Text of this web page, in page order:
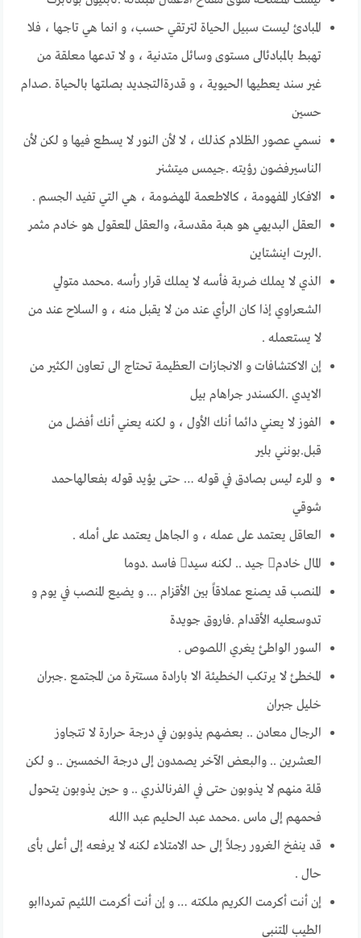
المبادئ ليست سبيل الحياة لترتقي حسب، و انما هي تاجها ، فلا
تهبط بالمبادئالى مستوى وسائل متدنية ، و لا تدعـها معلقة من
غـير سند يعطيها الحيوية ، و قدرةالتجديـد بصلتها بالحياة .صدام
حسين
نسمي عصور الظلام كذلك ، لا لأن النور لا يسطع فيها و لكن لأن
الناسيرفضون رؤيته .جيمس ميتشنر
الافكار المفهومة ، كالاطعمة المهضومة ، هي التي تفيد الجسم .
العقل البديهي هو هبة مقدسة، والعقل المعقول هو خادم مثمر
.البرت اينشتاين
الذي لا يملك ضربة فأسه لا يملك قرار رأسه .محمد متولي
الشعراوي إذا كان الرأي عند من لا يقبل منه ، و السلاح عند من
لا يستعمله .
إن الاكتشافات و الانجازات العظيمة تحتاج الى تعاون الكثير من
الايدي .الكسندر جراهام بيل
الفوز لا يعني دائما أنك الأول ، و لكنه يعني أنك أفضل من
قبل.بونني بلير
و المرء ليس بصادق في قوله … حتى يـؤيد قـوله بفعالهاحمد
شوقي
العاقل يعتمد على عمله ، و الجاهل يعتمد على أمله .
المال خادم جيد .. لكنه سيد فاسد .دوما
المنصب قد يصنع عملاقاً بين الأقزام … و يضيع المنصب في يوم و
تدوسعليه الأقدام .فاروق جويدة
السور الواطئ يغري اللصوص .
المخطئ لا يرتكب الخطيئة الا بارادة مستترة من المجتمع .جبران
خليل جبران
الرجال معادن .. بعضهم يـذوبون في درجة حرارة لا تتجاوز
العشرين .. والبعض الآخر يصمدون إلى درجة الخمسين .. و لكن
قلة منهم لا يذوبون حتى في الفرنالذري .. و حين يذوبون يتحول
فحمهم إلى ماس .محمد عبد الحليم عبد االله
قد ينفخ الغرور رجلاً إلى حد الامتلاء لكنه لا يرفعه إلى أعلى بأى
حال .
إن أنت أكرمت الكريم ملكته … و إن أنت أكرمت اللئيم تمرداابو
الطيب المتنبي